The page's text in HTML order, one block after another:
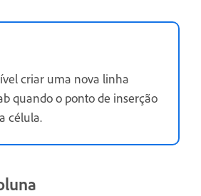
criar uma nova linha
quando o ponto de inserção
célula.